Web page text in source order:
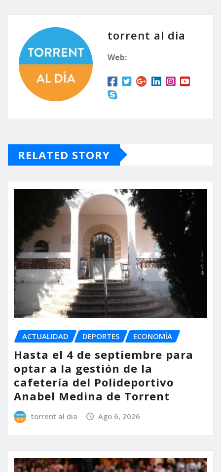
torrent al dia
Web:
RELATED STORY
ACTUALIDAD DEPORTES ECONOMÍA
Hasta el 4 de septiembre para
optar a la gestión de la
cafetería del Polideportivo
Anabel Medina de Torrent
torrent al dia Ago 6, 2026